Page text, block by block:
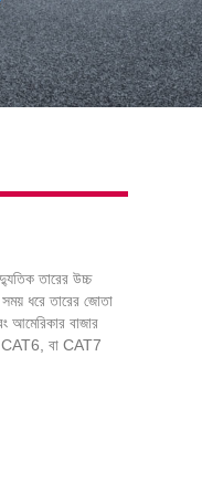
তারের উচ্চ
ধরে তারের জোতা
আমেরিকার বাজার
CAT6, বা CAT7